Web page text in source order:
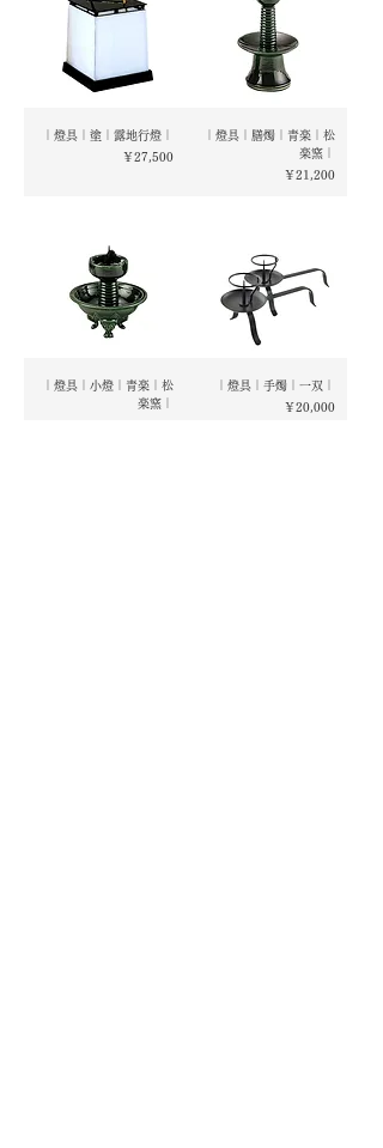
｜燈具｜塗｜露地行燈｜
価格
￥27,500
｜燈具｜膳燭｜青楽｜松
楽窯｜
価格
￥21,200
｜燈具｜小燈｜青楽｜松
楽窯｜
｜燈具｜手燭｜一双｜
価格
￥20,000